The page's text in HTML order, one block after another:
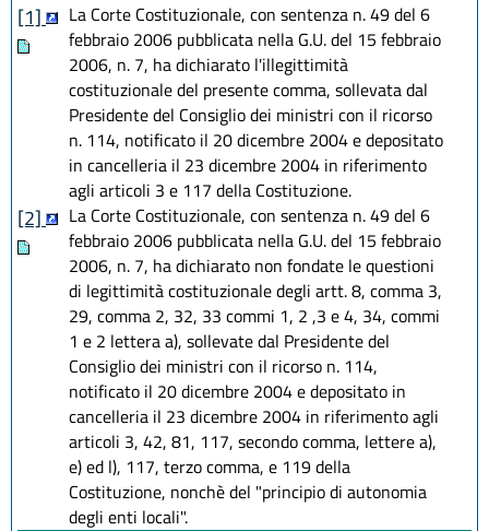
[1]
La Corte Costituzionale, con sentenza n. 49 del 6
febbraio 2006 pubblicata nella G.U. del 15 febbraio
2006, n. 7, ha dichiarato l'illegittimità
costituzionale del presente comma, sollevata dal
Presidente del Consiglio dei ministri con il ricorso
n. 114, notificato il 20 dicembre 2004 e depositato
in cancelleria il 23 dicembre 2004 in riferimento
agli articoli 3 e 117 della Costituzione.
[2]
La Corte Costituzionale, con sentenza n. 49 del 6
febbraio 2006 pubblicata nella G.U. del 15 febbraio
2006, n. 7, ha dichiarato non fondate le questioni
di legittimità costituzionale degli artt. 8, comma 3,
29, comma 2, 32, 33 commi 1, 2 ,3 e 4, 34, commi
1 e 2 lettera a), sollevate dal Presidente del
Consiglio dei ministri con il ricorso n. 114,
notificato il 20 dicembre 2004 e depositato in
cancelleria il 23 dicembre 2004 in riferimento agli
articoli 3, 42, 81, 117, secondo comma, lettere a),
e) ed l), 117, terzo comma, e 119 della
Costituzione, nonchè del "principio di autonomia
degli enti locali".